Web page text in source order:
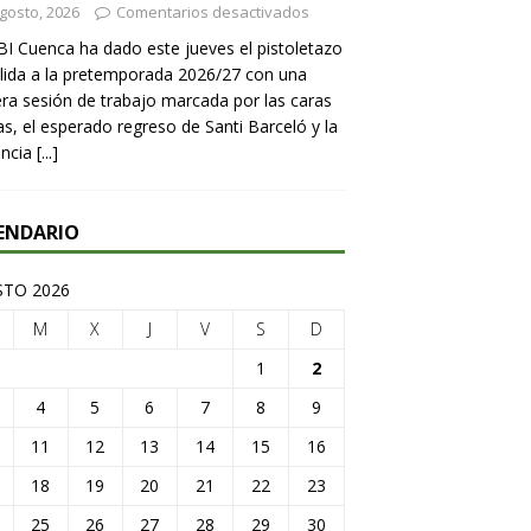
2026 Comentarios desactivados
Cuenca ha dado este jueves el pistoletazo
a la pretemporada 2026/27 con una
sesión de trabajo marcada por las caras
el esperado regreso de Santi Barceló y la
[...]
2026
M
X J V S
D
1
2
4
5 6 7 8
9
11
12 13 14 15
16
18
19 20 21 22
23
25
26 27 28 29 30